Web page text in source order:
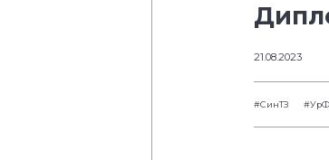
21.08.2023
#СинТЗ